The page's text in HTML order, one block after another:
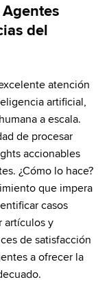
del
atención
artificial,
a escala.
de procesar
accionables
¿Cómo lo hace?
que impera
casos
artículos y
de satisfacción
a ofrecer la